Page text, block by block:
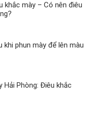
khắc mày – Có nên điêu
khi phun mày để lên màu
Hải Phòng: Điêu khắc